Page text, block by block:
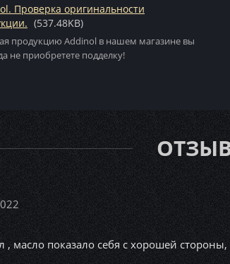
Проверка оригинальности
(537.48KB)
продукцию Addinol в нашем магазине вы
не приобретете подделку!
, масло показало себя с хорошей